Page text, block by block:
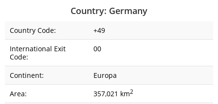
Country: Germany
Country Code:
+49
International Exit
Code:
00
Continent:
Europa
Area:
357,021 km2